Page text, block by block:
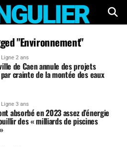
"Environnement"
Ligne 2 ans
de Caen annule des projets
crainte de la montée des eaux
Ligne 3 ans
absorbé en 2023 assez d’énergie
des « milliards de piscines